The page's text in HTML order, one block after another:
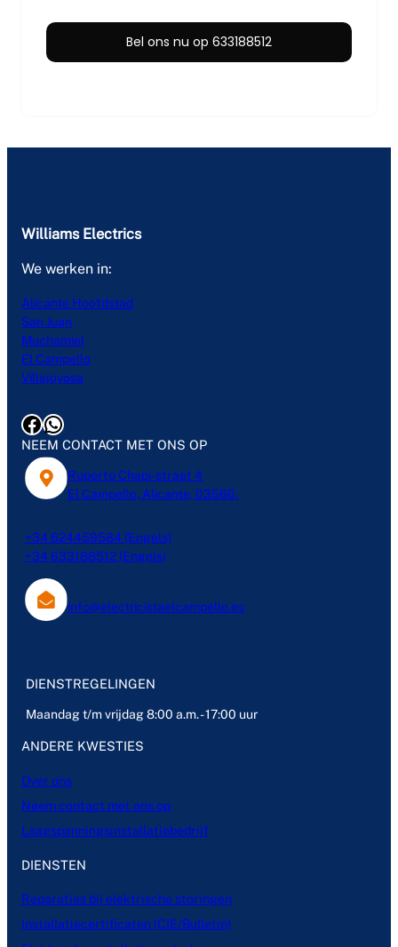
Bel ons nu op 633188512
Williams Electrics
We werken in:
Alicante Hoofdstad
San Juan
Muchamiel
El Campello
Villajoyosa
Facebook WhatsApp
NEEM CONTACT MET ONS OP
Ruperto Chapí-straat 4
El Campello, Alicante, 03560.
+34 624459584 (Engels)
+34 633188512 (Engels)
info@electricistaelcampello.es
DIENSTREGELINGEN
Maandag t/m vrijdag 8:00 a.m. - 17:00 uur
ANDERE KWESTIES
Over ons
Neem contact met ons op
Laagspanningsinstallatiebedrijf
DIENSTEN
Reparaties bij elektrische storingen
Installatiecertificaten (CIE/Bulletin)